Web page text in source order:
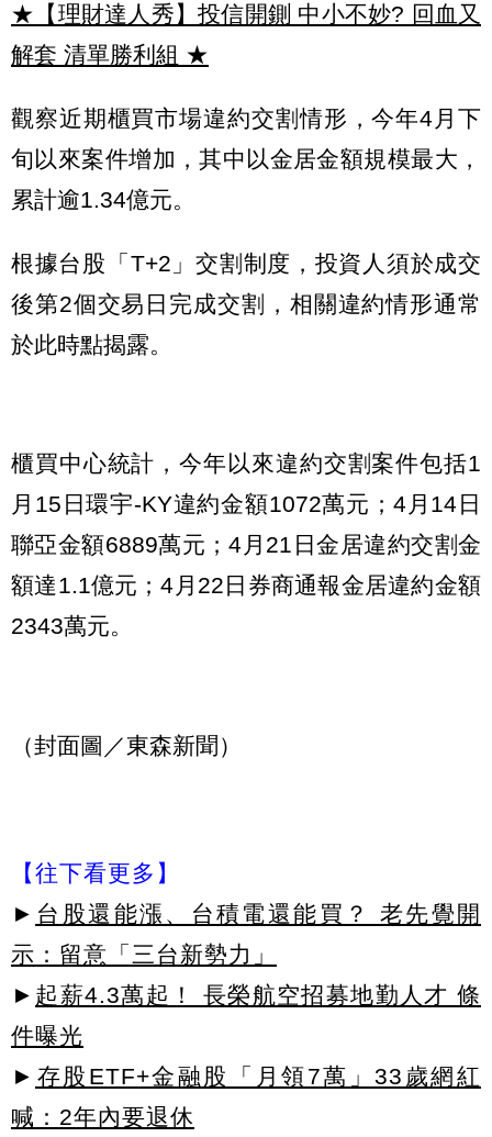
★【理財達人秀】投信開鍘 中小不妙? 回血又
解套 清單勝利組 ★
觀察近期櫃買市場違約交割情形，今年4月下
旬以來案件增加，其中以金居金額規模最大，
累計逾1.34億元。
根據台股「T+2」交割制度，投資人須於成交
後第2個交易日完成交割，相關違約情形通常
於此時點揭露。
櫃買中心統計，今年以來違約交割案件包括1
月15日環宇-KY違約金額1072萬元；4月14日
聯亞金額6889萬元；4月21日金居違約交割金
額達1.1億元；4月22日券商通報金居違約金額
2343萬元。
（封面圖／東森新聞）
【往下看更多】
► 台股還能漲、台積電還能買？ 老先覺開
示：留意「三台新勢力」
► 起薪4.3萬起！ 長榮航空招募地勤人才 條
件曝光
► 存股ETF+金融股「月領7萬」33歲網紅
喊：2年內要退休